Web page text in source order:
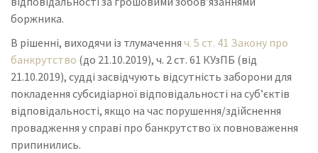
боржника.
В рішенні, виходячи із тлумачення ч. 5 ст. 41 Закону про
банкрутство (до 21.10.2019), ч. 2 ст. 61 КУзПБ (від
21.10.2019), судді засвідчують відсутність заборони для
покладення субсидіарної відповідальності на суб’єктів
відповідальності, якщо на час порушення/здійснення
провадження у справі про банкрутство їх повноваження
припинились.